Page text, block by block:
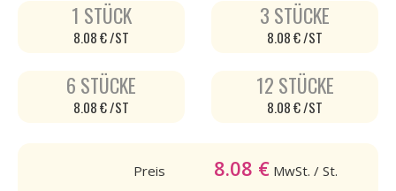
1 STÜCK
8.08 € /ST
3 STÜCKE
8.08 € /ST
6 STÜCKE
8.08 € /ST
12 STÜCKE
8.08 € /ST
Preis 8.08 € MwSt. / St.